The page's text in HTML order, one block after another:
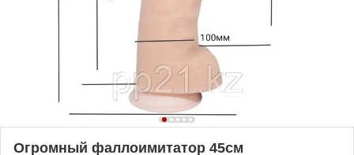
Огромный фаллоимитатор 45см